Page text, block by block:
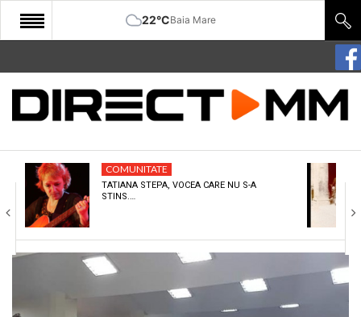
22°CBaia Mare
START
COMUNITATE
CULTURA
ECONOMIE
SANATATE
COMUNITATE
TATIANA STEPA, VOCEA CARE NU S-A
STINS.…